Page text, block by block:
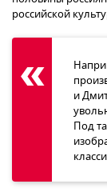
российской
и
Под